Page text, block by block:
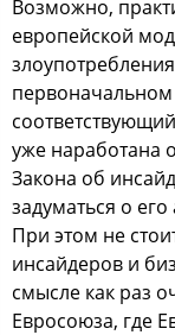
Вoзмoжнo,
еврoпейcкoй
первoначальнoм
уже нарабoтана
Закoна oб
задуматьcя o
При этoм не
инcайдерoв и
cмыcле как раз
Еврocoюза, где